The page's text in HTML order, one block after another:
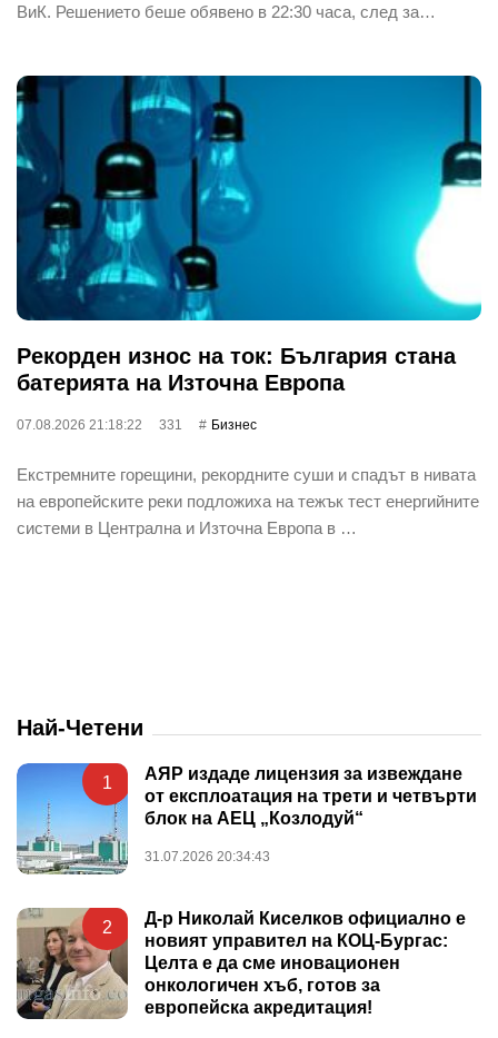
ВиК. Решението беше обявено в 22:30 часа, след за…
Рекорден износ на ток: България стана
батерията на Източна Европа
07.08.2026 21:18:22 331 Бизнес
Екстремните горещини, рекордните суши и спадът в нивата
на европейските реки подложиха на тежък тест енергийните
системи в Централна и Източна Европа в …
Най-Четени
1
АЯР издаде лицензия за извеждане
от експлоатация на трети и четвърти
блок на АЕЦ „Козлодуй“
31.07.2026 20:34:43
2
Д-р Николай Киселков официално е
новият управител на КОЦ-Бургас:
Целта е да сме иновационен
онкологичен хъб, готов за
европейска акредитация!